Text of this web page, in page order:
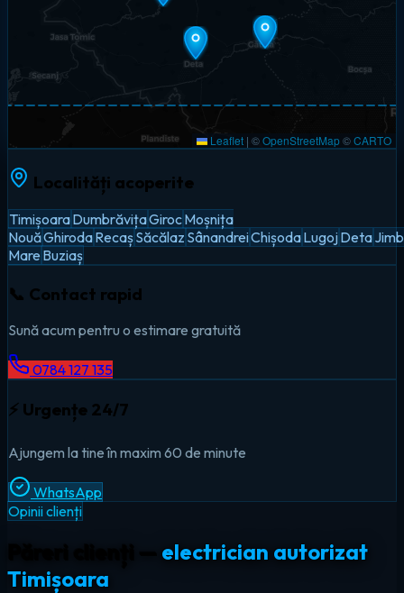
Leaflet | ©OpenStreetMap©CARTO
Localități acoperite
TimișoaraDumbrăvițaGirocMoșnița
NouăGhirodaRecașSăcălaz SânandreiChișodaLugojDeta
Mare Buziaș
📞 Contact rapid
Sună acum pentru o estimare gratuită
0784 127 135
⚡ Urgențe 24/7
Ajungem la tine în maxim 60 de minute
WhatsApp
Opinii clienți
electrician autorizat
Timișoara